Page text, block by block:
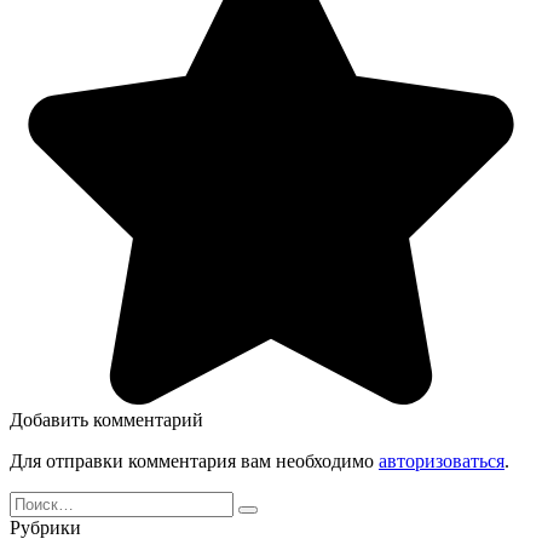
Добавить комментарий
Для отправки комментария вам необходимо авторизоваться.
Search
for:
Рубрики